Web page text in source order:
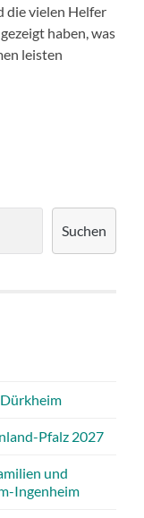
die vielen Helfer
haben, was
leisten
Suchen
Pfalz 2027
und
Ingenheim